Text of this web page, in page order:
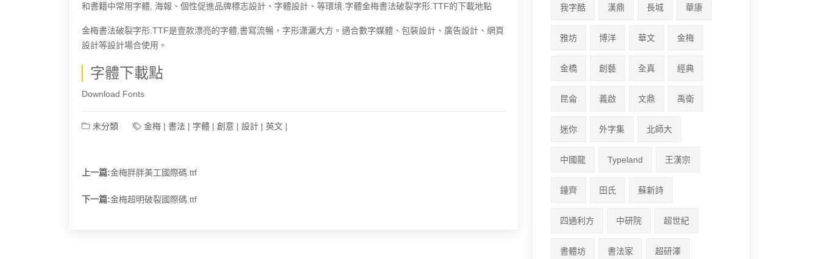
和書籍中常用字體, 海報、個性促進品牌標志設計、字體設計、等環境.字體金梅書法破裂字形.TTF的下載地點
金梅書法破裂字形.TTF是壹款漂亮的字體,書寫流暢，字形潇灑大方。適合數字媒體、包裝設計、廣告設計、網頁
設計等設計場合使用。
字體下載點
Download Fonts
未分類 金梅 | 書法 | 字體 | 創意 | 設計 | 英文 |
上一篇:金梅胖胖美工國際碼.ttf
下一篇:金梅超明破裂國際碼.ttf
我字酷 漢鼎 長城 華康
雅坊 博洋 華文 金梅
金橋 創藝 全真 經典
昆侖 義啟 文鼎 禹衛
迷你 外字集 北師大
中國龍 Typeland 王漢宗
鐘齊 田氏 蘇新詩
四通利方 中研院 超世紀
書體坊 書法家 超研澤